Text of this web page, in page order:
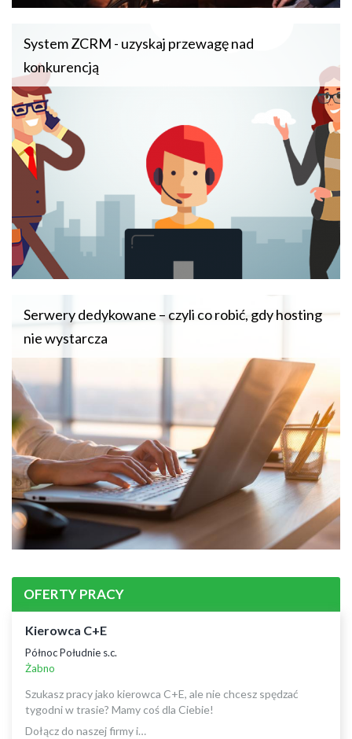
System ZCRM - uzyskaj przewagę nad
konkurencją
Serwery dedykowane – czyli co robić, gdy hosting
nie wystarcza
OFERTY PRACY
Kierowca C+E
Północ Południe s.c.
Żabno
Szukasz pracy jako kierowca C+E, ale nie chcesz spędzać
tygodni w trasie? Mamy coś dla Ciebie!
Dołącz do naszej firmy i…